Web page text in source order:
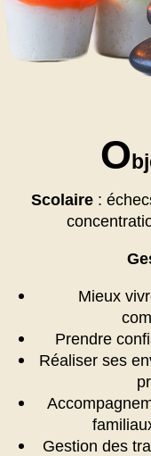
O
Scolaire:
Mieux
Prendre
Réaliser ses
Gestion des